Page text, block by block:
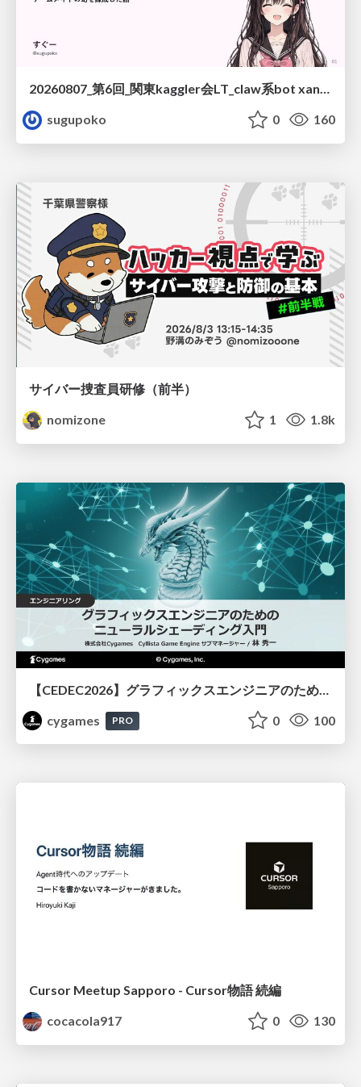
sugupoko
0 160
サイバー捜査員研修（前半）
nomizone
1 1.8k
cygames
PRO 0 100
Cursor Meetup Sapporo - Cursor物語 続編
cocacola917
0 130